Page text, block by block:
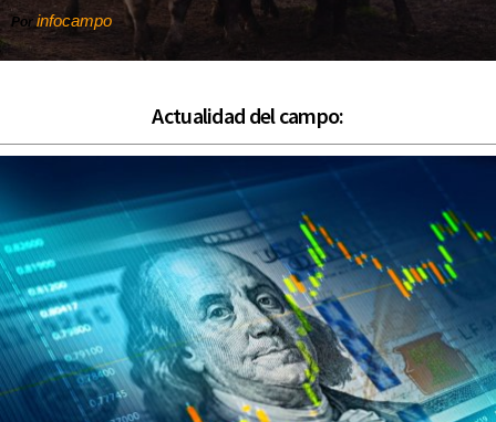
Por infocampo
Actualidad del campo: